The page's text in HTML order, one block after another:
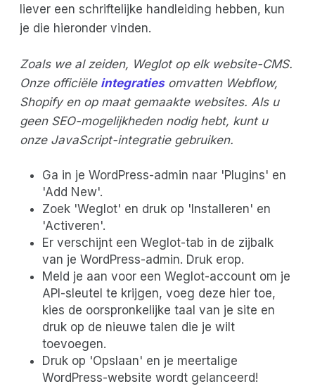
liever een schriftelijke handleiding hebben, kun
je die hieronder vinden.
Zoals we al zeiden, Weglot op elk website-CMS.
Onze officiële integratiesomvatten Webflow,
Shopify en op maat gemaakte websites. Als u
geen SEO-mogelijkheden nodig hebt, kunt u
onze JavaScript-integratie gebruiken.
Ga in je WordPress-admin naar 'Plugins' en
'Add New'.
Zoek 'Weglot' en druk op 'Installeren' en
'Activeren'.
Er verschijnt een Weglot-tab in de zijbalk
van je WordPress-admin. Druk erop.
Meld je aan voor een Weglot-account om je
API-sleutel te krijgen, voeg deze hier toe,
kies de oorspronkelijke taal van je site en
druk op de nieuwe talen die je wilt
toevoegen.
Druk op 'Opslaan' en je meertalige
WordPress-website wordt gelanceerd!